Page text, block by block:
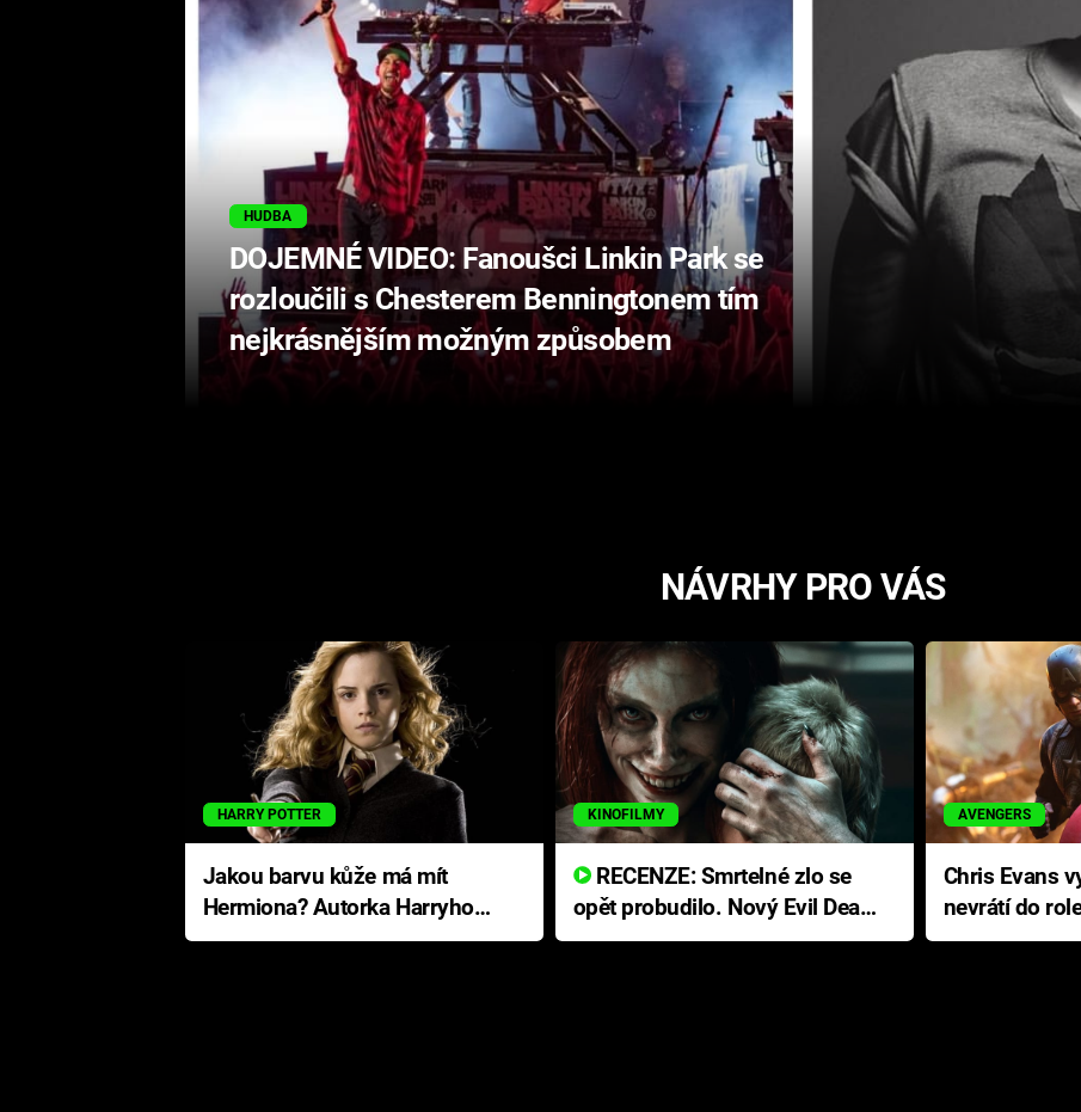
HUDBA
DOJEMNÉ VIDEO: Fanoušci Linkin Park se
rozloučili s Chesterem Benningtonem tím
nejkrásnějším možným způsobem
NÁVRHY PRO VÁS
HARRY POTTER
Jakou barvu kůže má mít
Hermiona? Autorka Harryho
Pottera přišla s ráznou
KINOFILMY
RECENZE: Smrtelné zlo se
opět probudilo. Nový Evil Dead
přichází s neodolatelnou
AVENGERS
Chris Evans
nevrátí do
Ameriky